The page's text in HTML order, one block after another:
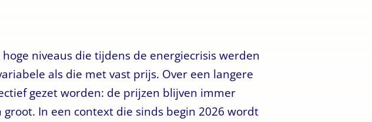
niveaus die tijdens de energiecrisis werden
als die met vast prijs. Over een langere
gezet worden: de prijzen blijven immer
In een context die sinds begin 2026 wordt